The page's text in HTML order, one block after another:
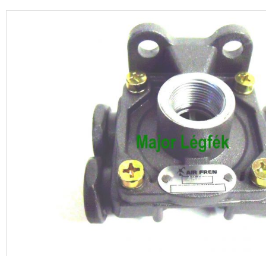
Garancia
Tájékoztató
Regisztráció
Termékeink
Dokumentumok
Kapcsolat